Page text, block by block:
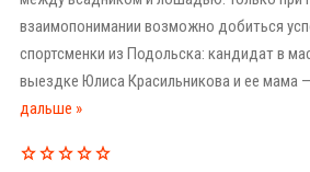
взаимопонимании возможно добиться
спортсменки из Подольска: кандидат в
выездке Юлиса Красильникова и ее мама
дальше »